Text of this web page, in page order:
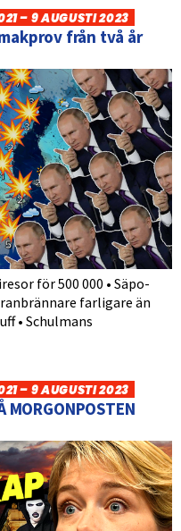
– 9 AUGUSTI 2023
från två år
för 500 000 • Säpo-
farligare än
• Schulmans
– 9 AUGUSTI 2023
MORGONPOSTEN